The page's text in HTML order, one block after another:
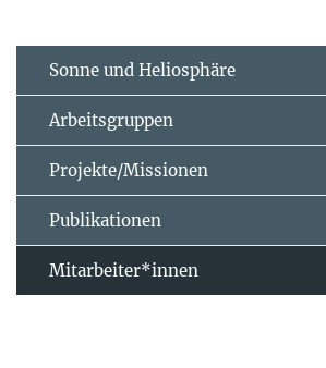
Sonne und Heliosphäre
Arbeitsgruppen
Projekte/Missionen
Publikationen
Mitarbeiter*innen